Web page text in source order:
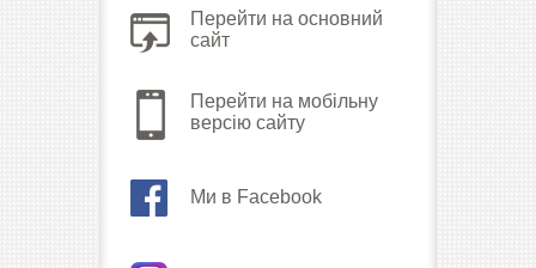
Перейти на основний
сайт
Перейти на мобільну
версію сайту
Ми в Facebook